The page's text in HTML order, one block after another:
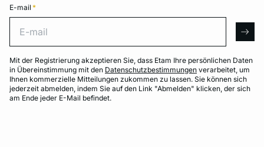
E-mail *
Mit der Registrierung akzeptieren Sie, dass Etam Ihre persönlichen Daten
in Übereinstimmung mit den Datenschutzbestimmungen verarbeitet, um
Ihnen kommerzielle Mitteilungen zukommen zu lassen. Sie können sich
jederzeit abmelden, indem Sie auf den Link "Abmelden" klicken, der sich
am Ende jeder E-Mail befindet.